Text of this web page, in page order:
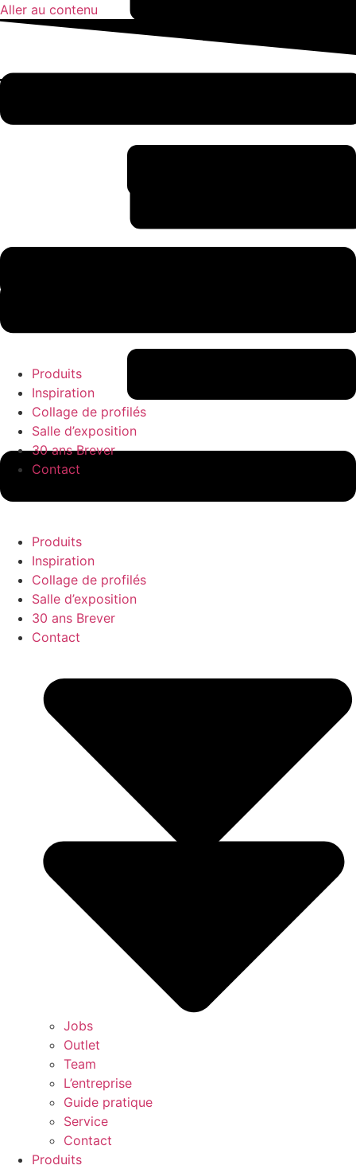
Aller au contenu
Produits
Inspiration
Collage de profilés
Salle d’exposition
30 ans Brever
Contact
Produits
Inspiration
Collage de profilés
Salle d’exposition
30 ans Brever
Contact
Jobs
Outlet
Team
L’entreprise
Guide pratique
Service
Contact
Produits